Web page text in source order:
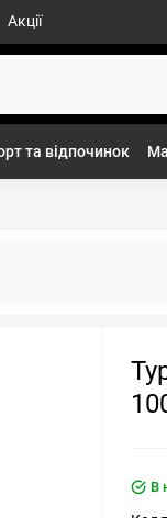
Акції
та відпочинок
В